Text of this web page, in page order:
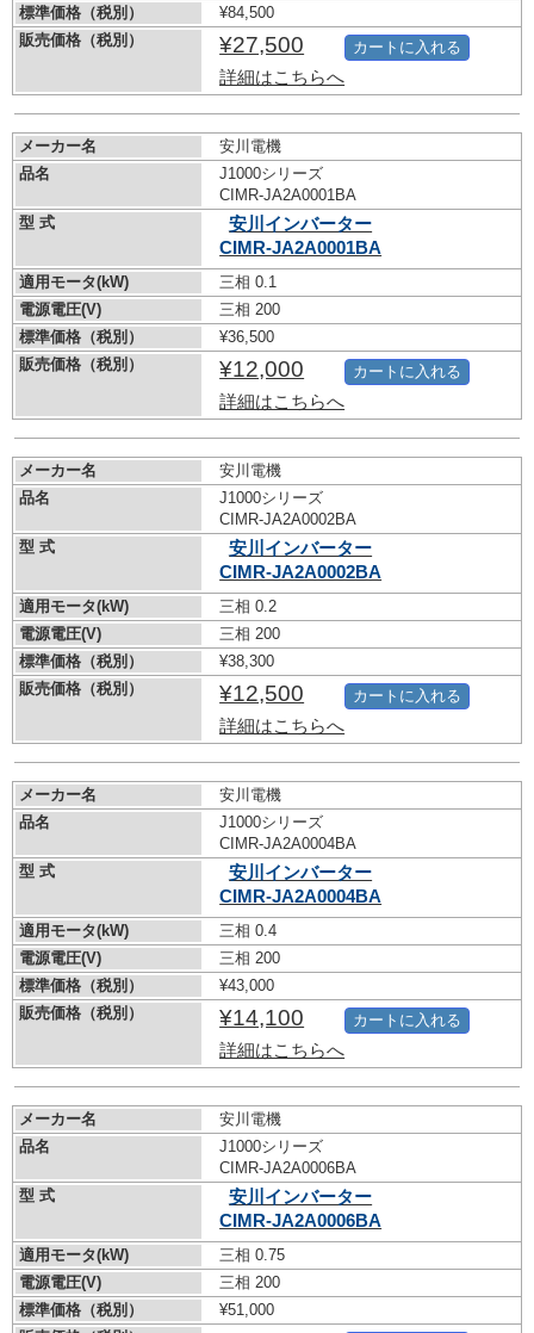
標準価格（税別）
¥84,500
販売価格（税別）
¥27,500
詳細はこちらへ
カートに入れる
メーカー名
安川電機
品名
J1000シリーズ
CIMR-JA2A0001BA
型 式
安川インバーター
CIMR-JA2A0001BA
適用モータ(kW)
三相 0.1
電源電圧(V)
三相 200
標準価格（税別）
¥36,500
販売価格（税別）
¥12,000
詳細はこちらへ
カートに入れる
メーカー名
安川電機
品名
J1000シリーズ
CIMR-JA2A0002BA
型 式
安川インバーター
CIMR-JA2A0002BA
適用モータ(kW)
三相 0.2
電源電圧(V)
三相 200
標準価格（税別）
¥38,300
販売価格（税別）
¥12,500
詳細はこちらへ
カートに入れる
メーカー名
安川電機
品名
J1000シリーズ
CIMR-JA2A0004BA
型 式
安川インバーター
CIMR-JA2A0004BA
適用モータ(kW)
三相 0.4
電源電圧(V)
三相 200
標準価格（税別）
¥43,000
販売価格（税別）
¥14,100
詳細はこちらへ
カートに入れる
メーカー名
安川電機
品名
J1000シリーズ
CIMR-JA2A0006BA
型 式
安川インバーター
CIMR-JA2A0006BA
適用モータ(kW)
三相 0.75
電源電圧(V)
三相 200
標準価格（税別）
¥51,000